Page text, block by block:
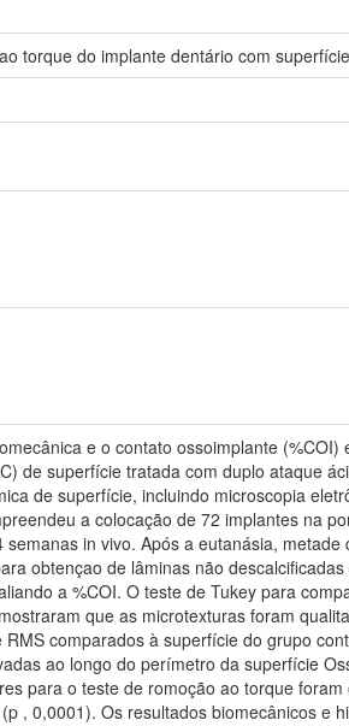
torque do implante dentário com
e o contato ossoimplante
de superfície tratada com duplo ataque
de superfície, incluindo microscopia
a colocação de 72 implantes na
in vivo. Após a eutanásia,
obtençao de lâminas não
a %COI. O teste de Tukey para
que as microtexturas foram
comparados à superfície do grupo
ao longo do perímetro da superfície
para o teste de romoção ao torque
, 0,0001). Os resultados biomecânicos e